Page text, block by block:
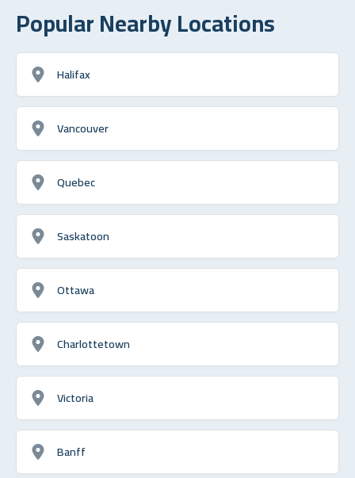
Popular Nearby Locations
Halifax
Vancouver
Quebec
Saskatoon
Ottawa
Charlottetown
Victoria
Banff